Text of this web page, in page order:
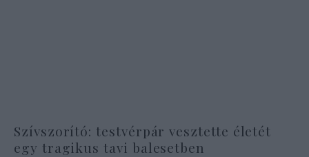
Szívszorító: testvérpár vesztette életét
egy tragikus tavi balesetben